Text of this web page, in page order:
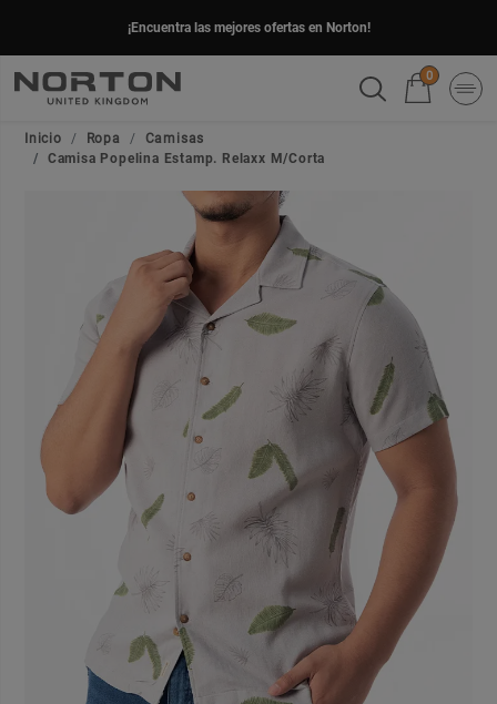
¡Encuentra las mejores ofertas en Norton!
0
Inicio Ropa
Camisas
Camisa Popelina Estamp. Relaxx M/Corta